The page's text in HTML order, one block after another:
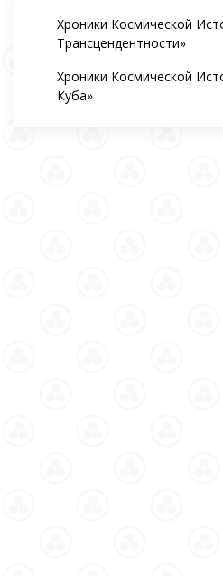
Хроники Космической
Трансцендентности»
Хроники Космической
Куба»